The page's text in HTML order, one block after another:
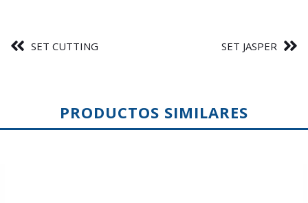
SET CUTTING SET JASPER
PRODUCTOS SIMILARES